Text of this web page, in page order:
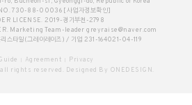
730-88-00036 [사업자정보확인]
LICENSE. 2019-경기부천-2798
Marketing Team-leader greyraise@naver.com
스타일(그레이레이즈) / 기업 231-164021-04-119
Agreement
Privacy
rights reserved. Designed By ONEDESIGN.